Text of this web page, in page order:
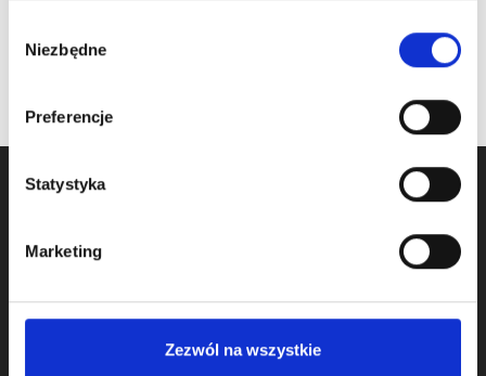
zgody
Niezbędne
Preferencje
Statystyka
Marketing
Zezwól na wszystkie